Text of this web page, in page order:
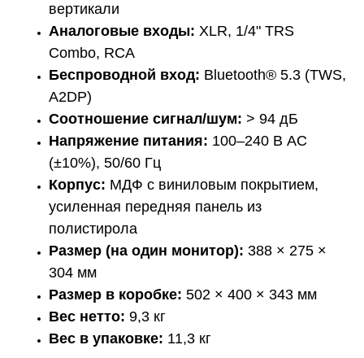
вертикали
Аналоговые входы: XLR, 1/4" TRS
Combo, RCA
Беспроводной вход: Bluetooth® 5.3 (TWS,
A2DP)
Соотношение сигнал/шум: > 94 дБ
Напряжение питания: 100–240 В AC
(±10%), 50/60 Гц
Корпус: МДФ с виниловым покрытием,
усиленная передняя панель из
полистирола
Размер (на один монитор): 388 × 275 ×
304 мм
Размер в коробке: 502 × 400 × 343 мм
Вес нетто: 9,3 кг
Вес в упаковке: 11,3 кг